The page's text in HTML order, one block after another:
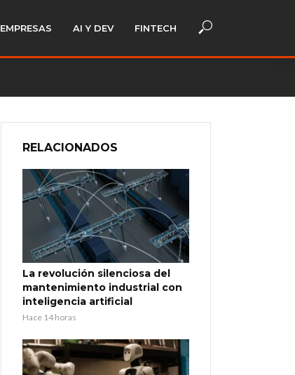
EMPRESAS AI Y DEV FINTECH
RELACIONADOS
La revolución silenciosa del
mantenimiento industrial con
inteligencia artificial
Hace 14 horas